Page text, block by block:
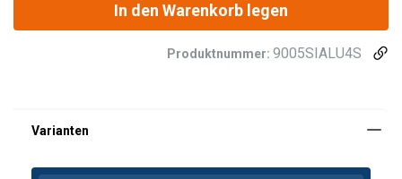
In den Warenkorb legen
Produktnummer: 9005SIALU4S